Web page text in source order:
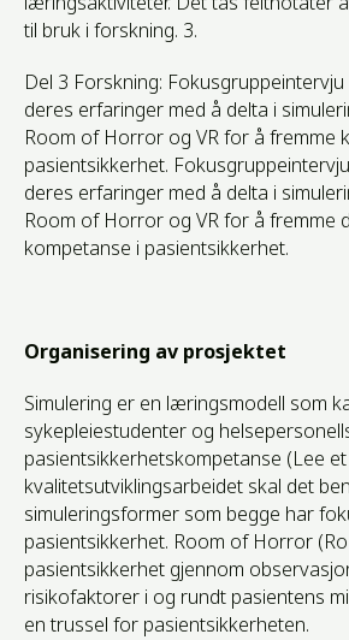
til bruk i forskning. 3.
Del 3 Forskning:
deres erfaringer med å delta i
Room of Horror og VR for å fremme
pasientsikkerhet.
deres erfaringer med å delta i
Room of Horror og VR for å fremme
kompetanse i pasientsikkerhet.
Organisering av prosjektet
Simulering er en læringsmodell som
sykepleiestudenter og
pasientsikkerhetskompetanse (Lee
kvalitetsutviklingsarbeidet skal det
simuleringsformer som begge har
pasientsikkerhet. Room of Horror
pasientsikkerhet gjennom
risikofaktorer i og rundt pasientens
en trussel for pasientsikkerheten.